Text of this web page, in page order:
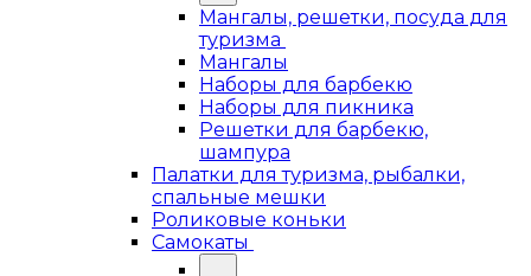
Мангалы, решетки, посуда для
туризма
Мангалы
Наборы для барбекю
Наборы для пикника
Решетки для барбекю,
шампура
Палатки для туризма, рыбалки,
спальные мешки
Роликовые коньки
Самокаты